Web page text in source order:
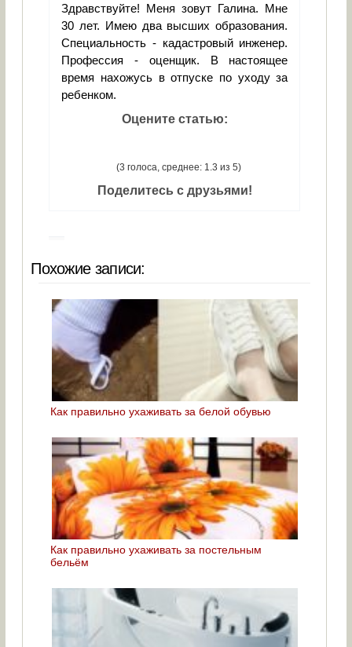
Здравствуйте! Меня зовут Галина. Мне
30 лет. Имею два высших образования.
Специальность - кадастровый инженер.
Профессия - оценщик. В настоящее
время нахожусь в отпуске по уходу за
ребенком.
Оцените статью:
(3 голоса, среднее: 1.3 из 5)
Поделитесь с друзьями!
Похожие записи:
Как правильно ухаживать за белой обувью
Как правильно ухаживать за постельным
бельём